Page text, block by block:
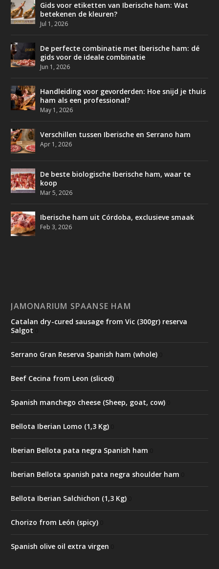
Gids voor etiketten van Iberische ham: Wat
betekenen de kleuren?
Jul 1, 2026
De perfecte combinatie met Iberische ham: dé
gids voor de ideale combinatie
Jun 1, 2026
Handleiding voor gevorderden: Hoe snijd je thuis
ham als een professional?
May 1, 2026
Verschillen tussen Iberische en Serrano ham
Apr 1, 2026
De beste biologische Iberische ham, waar te
koop
Mar 5, 2026
Iberische ham uit Córdoba, exclusieve smaak
Feb 3, 2026
JAMONARIUM SPAANSE HAM
Catalan dry-cured sausage from Vic (300gr) reserva
Salgot
Serrano Gran Reserva Spanish ham (whole)
Beef Cecina from Leon (sliced)
Spanish manchego cheese (Sheep, goat, cow)
Bellota Iberian Lomo (1,3 Kg)
Iberian Bellota pata negra Spanish ham
Iberian Bellota spanish pata negra shoulder ham
Bellota Iberian Salchichon (1,3 Kg)
Chorizo from León (spicy)
Spanish olive oil extra virgen